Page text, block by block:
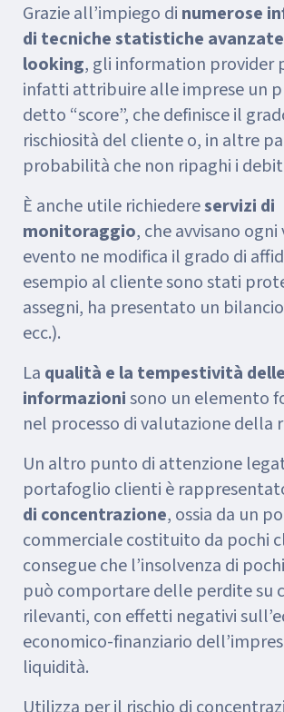
Grazie all’impiego di numerose
di tecniche statistiche
looking, gli information provider
infatti attribuire alle imprese un
detto “score”, che definisce il
rischiosità del cliente o, in altre
probabilità che non ripaghi i
È anche utile richiedereservizi di
monitoraggio, che avvisano
evento ne modifica il grado di
esempio al cliente sono stati
assegni, ha presentato un
ecc.).
La qualità e la tempestività delle
informazionisono un elemento
nel processo di valutazione della
Un altro punto di attenzione
portafoglio clienti è
di concentrazione, ossia da un
commerciale costituito da pochi
consegue che l’insolvenza di
può comportare delle perdite su
rilevanti, con effetti negativi
economico-finanziario
liquidità.